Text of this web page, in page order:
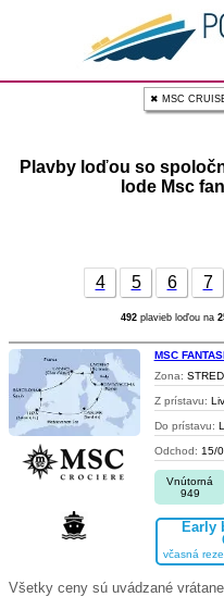
✖ MSC
Plavby loďou so
lode Msc
4 5 6 7
492 plavieb loďou na
MSC
Zona:
Z prístavu:
Do prístavu:
Odchod: 15/
Vnútorná
949
Early
včasná
Všetky ceny sú uvádzané